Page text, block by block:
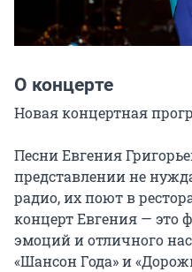
О концерте
Новая концертная
Песни Евгения
представлении не
радио, их поют в
концерт Евгения — это
эмоций и отличного
«Шансон Года» и